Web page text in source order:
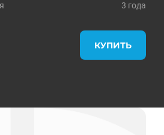
3 года
КУПИТЬ